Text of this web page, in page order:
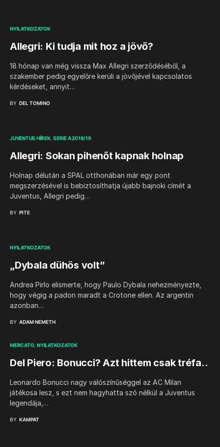
NYILATKOZATOK
Allegri: Ki tudja mit hoz a jövő?
18 hónap van még vissza Max Allegri szerződéséből, a
szakember pedig egyelőre kerüli a jövőjével kapcsolatos
kérdéseket, annyit…
BY DEL TOMINO
JUVENTUS HÍREK SERIE A 2018/19
Allegri: Sokan pihenőt kapnak holnap
Holnap délután a SPAL otthonában már egy pont
megszerzésével is bebiztosíthatja újabb bajnoki címét a
Juventus, Allegri pedig…
BY PITE
NYILATKOZATOK
„Dybala dühös volt”
Andrea Pirlo elismerte, hogy Paulo Dybala nehezményezte,
hogy végig a padon maradt a Crotone ellen. Az argentin
azonban…
BY ADAM NEMETH
MERCATO NYILATKOZATOK
Del Piero: Bonucci? Azt hittem csak tréfa..
Leonardo Bonucci nagy valószínűséggel az AC Milan
játékosa lesz, s ezt nem hagyhatta szó nélkül a Juventus
legendája,…
BY KAMPAT